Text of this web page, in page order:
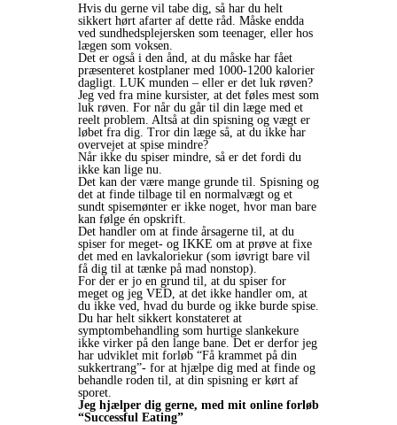
Hvis du gerne vil tabe dig, så har du helt
sikkert hørt afarter af dette råd. Måske endda
ved sundhedsplejersken som teenager, eller hos
lægen som voksen.
Det er også i den ånd, at du måske har fået
præsenteret kostplaner med 1000-1200 kalorier
dagligt. LUK munden – eller er det luk røven?
Jeg ved fra mine kursister, at det føles mest som
luk røven. For når du går til din læge med et
reelt problem. Altså at din spisning og vægt er
løbet fra dig. Tror din læge så, at du ikke har
overvejet at spise mindre?
Når ikke du spiser mindre, så er det fordi du
ikke kan lige nu.
Det kan der være mange grunde til. Spisning og
det at finde tilbage til en normalvægt og et
sundt spisemønter er ikke noget, hvor man bare
kan følge én opskrift.
Det handler om at finde årsagerne til, at du
spiser for meget- og IKKE om at prøve at fixe
det med en lavkaloriekur (som iøvrigt bare vil
få dig til at tænke på mad nonstop).
For der er jo en grund til, at du spiser for
meget og jeg VED, at det ikke handler om, at
du ikke ved, hvad du burde og ikke burde spise.
Du har helt sikkert konstateret at
symptombehandling som hurtige slankekure
ikke virker på den lange bane. Det er derfor jeg
har udviklet mit forløb “Få krammet på din
sukkertrang”- for at hjælpe dig med at finde og
behandle roden til, at din spisning er kørt af
sporet.
Jeg hjælper dig gerne, med mit online forløb
“Successful Eating”